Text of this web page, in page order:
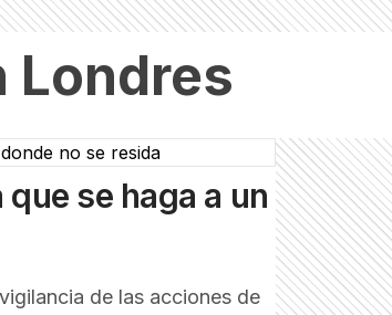
Londres
se haga a un
de las acciones de